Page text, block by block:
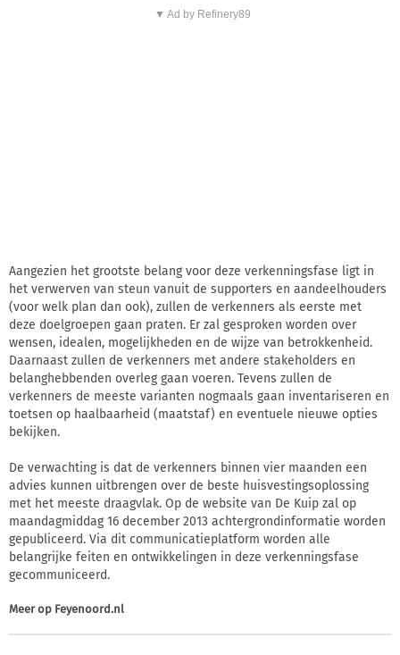
▼ Ad by Refinery89
Aangezien het grootste belang voor deze verkenningsfase ligt in
het verwerven van steun vanuit de supporters en aandeelhouders
(voor welk plan dan ook), zullen de verkenners als eerste met
deze doelgroepen gaan praten. Er zal gesproken worden over
wensen, idealen, mogelijkheden en de wijze van betrokkenheid.
Daarnaast zullen de verkenners met andere stakeholders en
belanghebbenden overleg gaan voeren. Tevens zullen de
verkenners de meeste varianten nogmaals gaan inventariseren en
toetsen op haalbaarheid (maatstaf) en eventuele nieuwe opties
bekijken.
De verwachting is dat de verkenners binnen vier maanden een
advies kunnen uitbrengen over de beste huisvestingsoplossing
met het meeste draagvlak. Op de website van De Kuip zal op
maandagmiddag 16 december 2013 achtergrondinformatie worden
gepubliceerd. Via dit communicatieplatform worden alle
belangrijke feiten en ontwikkelingen in deze verkenningsfase
gecommuniceerd.
Meer op Feyenoord.nl